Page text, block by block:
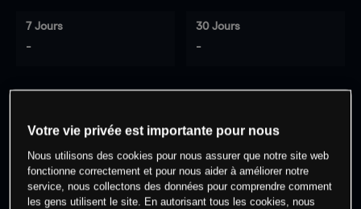
7 Jours
-
30 Jours
-
cet actif
Commencez à trader
Votre vie privée est importante pour nous
Nous utilisons des cookies pour nous assurer que notre site web
fonctionne correctement et pour nous aider à améliorer notre
service, nous collectons des données pour comprendre comment
les gens utilisent le site. En autorisant tous les cookies, nous